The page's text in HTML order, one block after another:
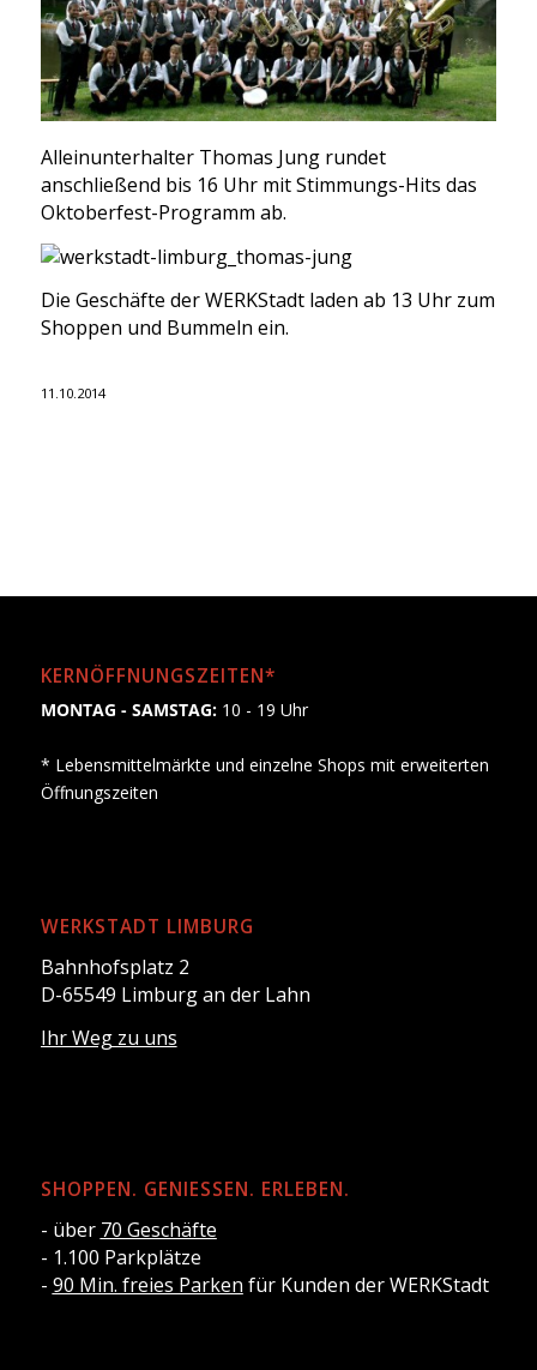
Alleinunterhalter Thomas Jung rundet
anschließend bis 16 Uhr mit Stimmungs-Hits das
Oktoberfest-Programm ab.
Die Geschäfte der WERKStadt laden ab 13 Uhr zum
Shoppen und Bummeln ein.
11.10.2014
KERNÖFFNUNGSZEITEN*
MONTAG - SAMSTAG:10 - 19 Uhr
* Lebensmittelmärkte und einzelne Shops mit erweiterten
Öffnungszeiten
WERKSTADT LIMBURG
Bahnhofsplatz 2
D-65549 Limburg an der Lahn
Ihr Weg zu uns
SHOPPEN. GENIESSEN. ERLEBEN.
- über 70 Geschäfte
- 1.100 Parkplätze
- 90 Min. freies Parken für Kunden der WERKStadt